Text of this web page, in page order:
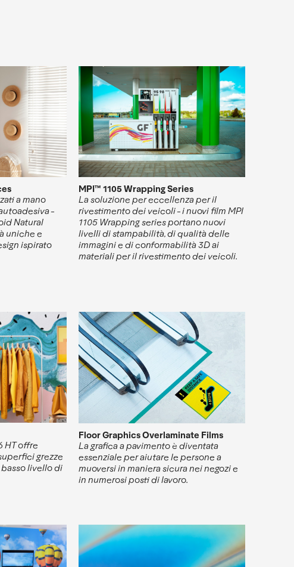
a mano
-
Natural
uniche e
ispirato
MPI™ 1105 Wrapping Series
La soluzione per eccellenza per il
rivestimento dei veicoli - i nuovi film MPI
1105 Wrapping series portano nuovi
livelli di stampabilità, di qualità delle
immagini e di conformabilità 3D ai
materiali per il rivestimento dei veicoli.
HT offre
grezze
basso livello di
Floor Graphics Overlaminate Films
La grafica a pavimento è diventata
essenziale per aiutare le persone a
muoversi in maniera sicura nei negozi e
in numerosi posti di lavoro.